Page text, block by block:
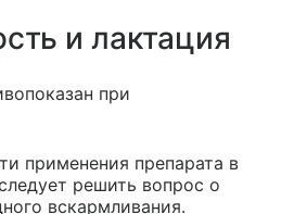
и лактация
при
применения препарата в
решить вопрос о
вскармливания.